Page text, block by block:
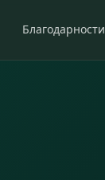
Благодарности